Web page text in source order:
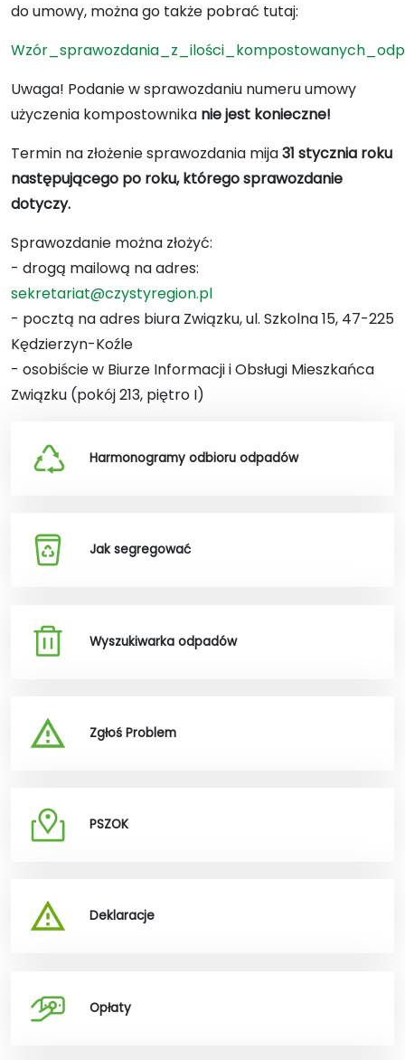
do umowy, można go także pobrać tutaj:
Uwaga! Podanie w sprawozdaniu numeru umowy
użyczenia kompostownika nie jest konieczne!
Termin na złożenie sprawozdania mija31 stycznia roku
następującego po roku, którego sprawozdanie
dotyczy.
Sprawozdanie można złożyć:
- drogą mailową na adres:
sekretariat@czystyregion.pl
- pocztą na adres biura Związku, ul. Szkolna 15, 47-225
Kędzierzyn-Koźle
- osobiście w Biurze Informacji i Obsługi Mieszkańca
Związku (pokój 213, piętro I)
Harmonogramy odbioru odpadów
Jak segregować
Wyszukiwarka odpadów
Zgłoś Problem
PSZOK
Deklaracje
Opłaty